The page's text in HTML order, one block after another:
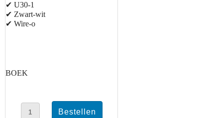
✔ U30-1
✔ Zwart-wit
✔ Wire-o
BOEK